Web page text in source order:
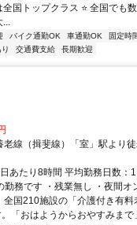
全国トップクラス ⭐ 全国でも
...
バイク通勤OK 車通勤OK 固定時
交通費支給 長期歓迎
線（揖斐線）「室」駅より
あたり8時間 平均勤務日数：
務です ・残業無し ・夜間オ
全国210施設の「介護付き有
「おはようからおやすみまで